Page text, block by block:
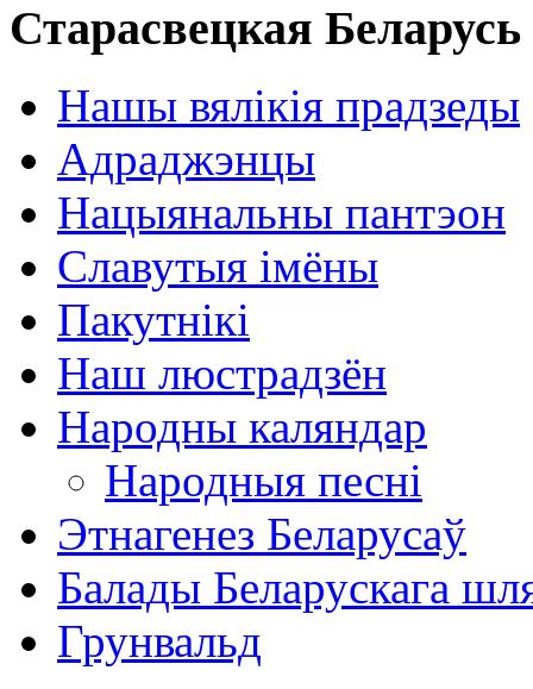
Старасвецкая Беларусь
Нашы вялікія прадзеды
Адраджэнцы
Нацыянальны пантэон
Славутыя імёны
Пакутнікі
Наш люстрадзён
Народны каляндар
Народныя песні
Этнагенез Беларусаў
Балады Беларускага
Грунвальд